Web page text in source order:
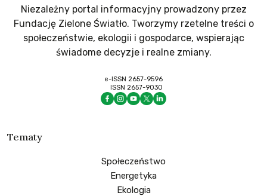
Niezależny portal informacyjny prowadzony przez
Fundację Zielone Światło. Tworzymy rzetelne treści o
społeczeństwie, ekologii i gospodarce, wspierając
świadome decyzje i realne zmiany.
e-ISSN 2657-9596
ISSN 2657-9030
Tematy
Społeczeństwo
Energetyka
Ekologia